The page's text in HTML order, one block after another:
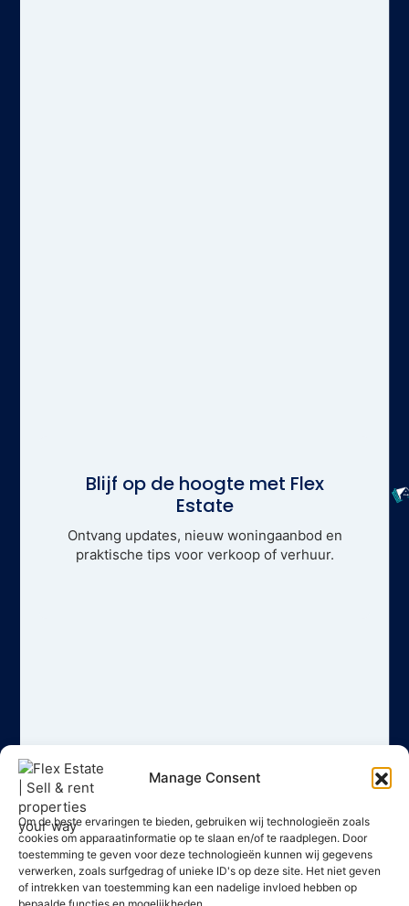
Manage Consent
Om de beste ervaringen te bieden, gebruiken wij technologieën zoals
cookies om apparaatinformatie op te slaan en/of te raadplegen. Door
toestemming te geven voor deze technologieën kunnen wij gegevens
verwerken, zoals surfgedrag of unieke ID's op deze site. Het niet geven
of intrekken van toestemming kan een nadelige invloed hebben op
Blijf op de hoogte met Flex
Estate
Ontvang updates, nieuw woningaanbod en
praktische tips voor verkoop of verhuur.